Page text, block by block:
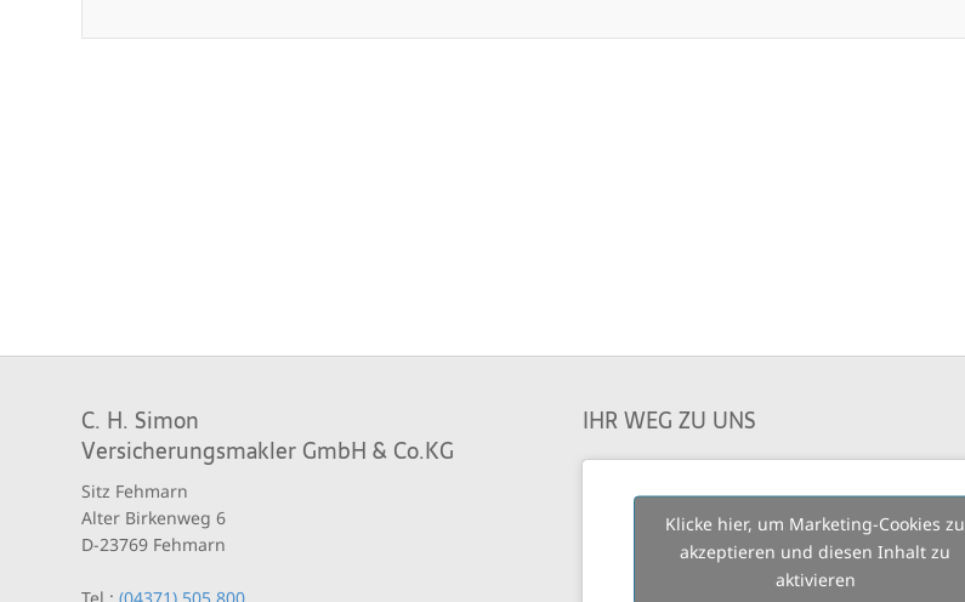
C. H. Simon
Versicherungsmakler GmbH & Co.KG
Sitz Fehmarn
Alter Birkenweg 6
D-23769 Fehmarn
IHR WEG ZU UNS
Klicke hier, um Marketing-Cookies zu
akzeptieren und diesen Inhalt zu
aktivieren